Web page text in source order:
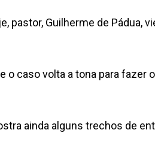
pastor, Guilherme de Pádua,
caso volta a tona para fazer
ainda alguns trechos de